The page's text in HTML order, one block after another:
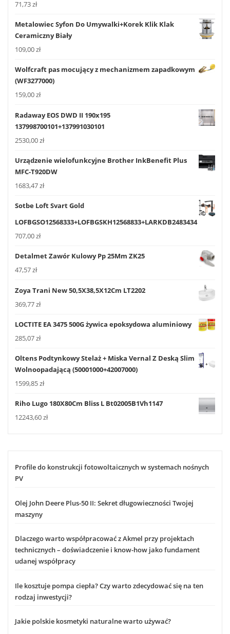
71,73zł
Metalowiec Syfon Do Umywalki+Korek Klik Klak
Ceramiczny Biały
109,00zł
Wolfcraft pas mocujący z mechanizmem zapadkowym
(WF3277000)
159,00zł
Radaway EOS DWD II 190x195
137998700101+137991030101
2530,00zł
Urządzenie wielofunkcyjne Brother InkBenefit Plus
MFC-T920DW
1683,47zł
Sotbe Loft Svart Gold
LOFBGSO12568333+LOFBGSKH12568833+LARKDB2483434
707,00zł
Detalmet Zawór Kulowy Pp 25Mm ZK25
47,57zł
Zoya Trani New 50,5X38,5X12Cm LT2202
369,77zł
LOCTITE EA 3475 500G żywica epoksydowa aluminiowy
285,07zł
Oltens Podtynkowy Stelaż + Miska Vernal Z Deską Slim
Wolnoopadającą (50001000+42007000)
1599,85zł
Riho Lugo 180X80Cm Bliss L Bt02005B1Vh1147
12243,60zł
Profile do konstrukcji fotowoltaicznych w systemach nośnych
PV
Olej John Deere Plus-50 II: Sekret długowieczności Twojej
maszyny
Dlaczego warto współpracować z Akmel przy projektach
technicznych – doświadczenie i know-how jako fundament
udanej współpracy
Ile kosztuje pompa ciepła? Czy warto zdecydować się na ten
rodzaj inwestycji?
Jakie polskie kosmetyki naturalne warto używać?